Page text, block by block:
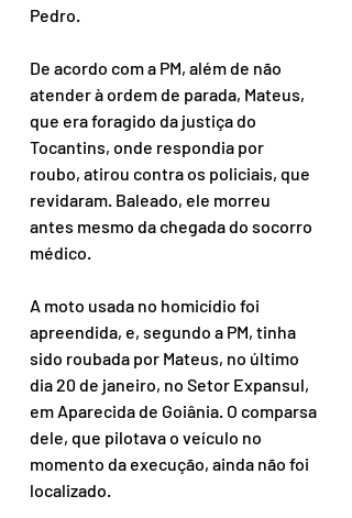
Pedro.
De acordo com a PM, além de não
atender à ordem de parada, Mateus,
que era foragido da justiça do
Tocantins, onde respondia por
roubo, atirou contra os policiais, que
revidaram. Baleado, ele morreu
antes mesmo da chegada do socorro
médico.
A moto usada no homicídio foi
apreendida, e, segundo a PM, tinha
sido roubada por Mateus, no último
dia 20 de janeiro, no Setor Expansul,
em Aparecida de Goiânia. O comparsa
dele, que pilotava o veículo no
momento da execução, ainda não foi
localizado.